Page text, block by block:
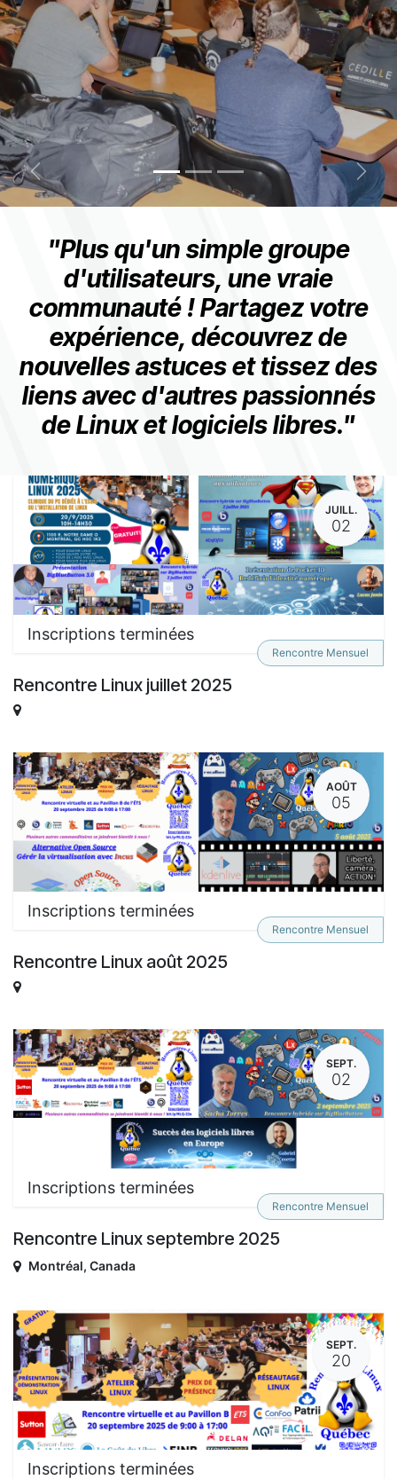
Précédent
"Plus qu'un simple groupe
d'utilisateurs, une vraie
communauté ! Partagez votre
expérience, découvrez de
nouvelles astuces et tissez des
liens avec d'autres passionnés
de Linux et logiciels libres."
JUILL.
02
Inscriptions terminées
Rencontre Linux juillet 2025
Rencontre Mensuel
AOÛT
05
Inscriptions terminées
Rencontre Linux août 2025
Rencontre Mensuel
SEPT.
02
Inscriptions terminées
Rencontre Linux septembre 2025
Rencontre Mensuel
Montréal, Canada
SEPT.
20
Inscriptions terminées